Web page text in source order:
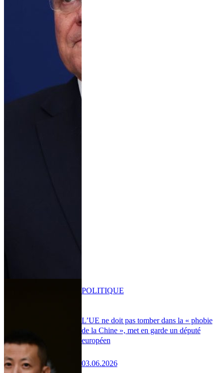
L’UE ne doit pas tomber dans la « phobie
de la Chine », met en garde un député
européen
03.06.2026
POLITIQUE